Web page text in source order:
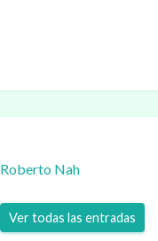
Roberto Nah
Ver todas las entradas